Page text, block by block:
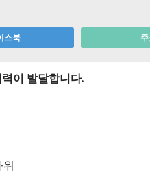
스북
이 발달합니다.